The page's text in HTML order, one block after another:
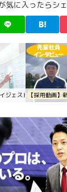
気に入ったらシ
【採用動画
ジェスト版）